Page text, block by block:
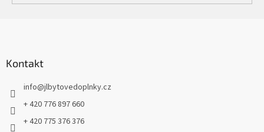
Kontakt
info@jlbytovedoplnky.cz
+ 420 776 897 660
+ 420 775 376 376